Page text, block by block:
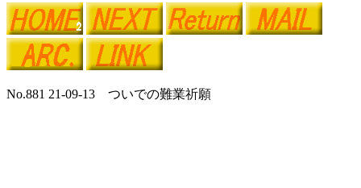
No.881 21-09-13 ついでの難業祈願